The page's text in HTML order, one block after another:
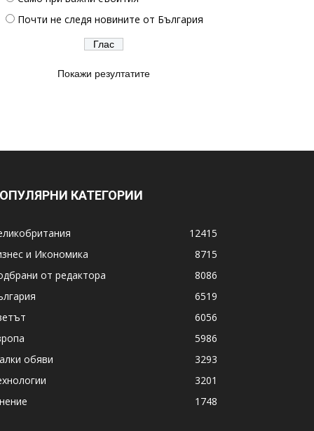
Почти не следя новините от България
Покажи резултатите
КАТЕГОРИИ
12415
и Икономика
8715
от редактора
8086
6519
6056
5986
обяви
3293
3201
1748